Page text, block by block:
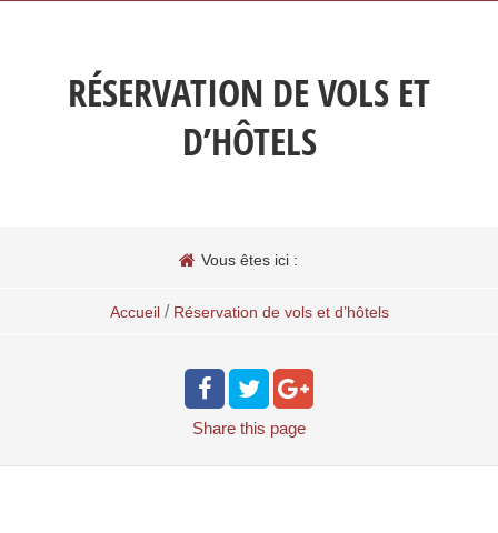
RÉSERVATION DE VOLS ET
D’HÔTELS
Vous êtes ici :
Accueil / Réservation de vols et d’hôtels
Share this page